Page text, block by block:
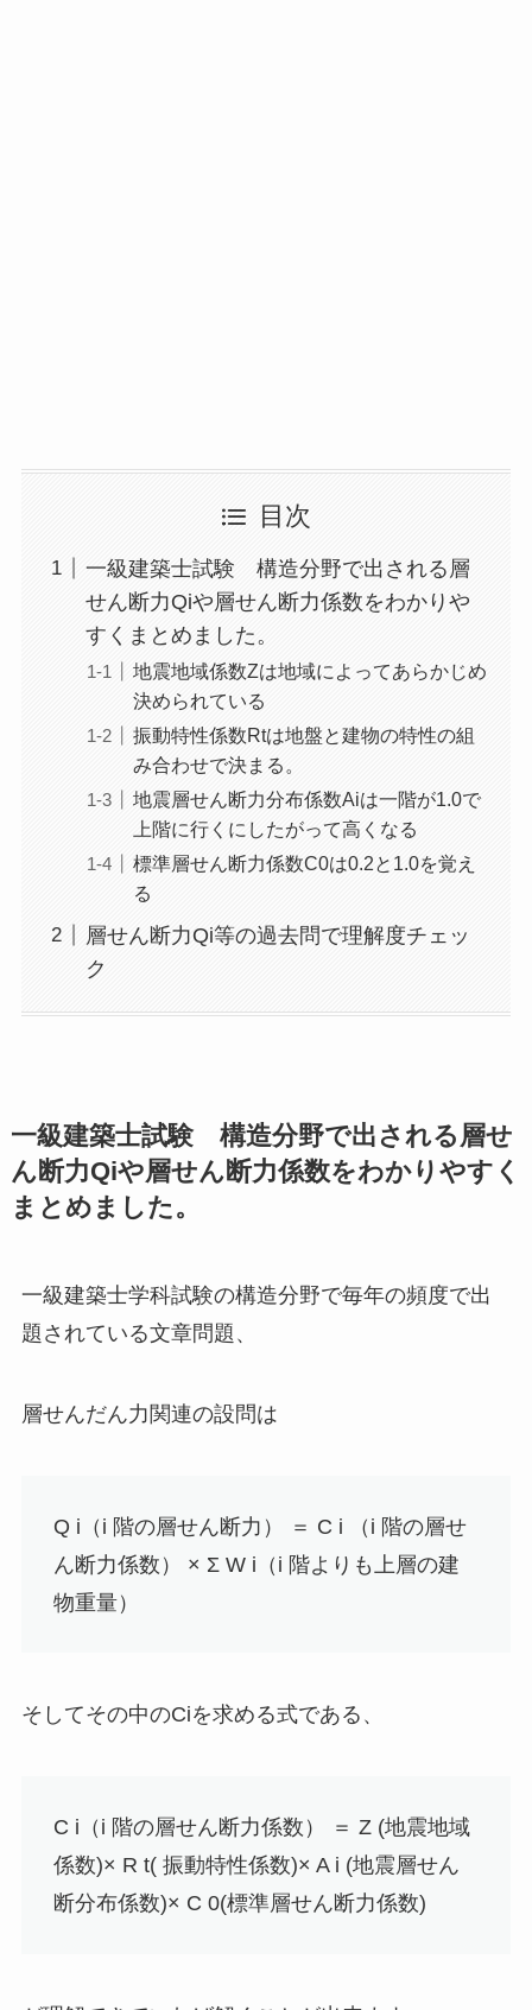
目次
一級建築士試験 構造分野で出される層
せん断力Qiや層せん断力係数をわかりや
すくまとめました。
地震地域係数Zは地域によってあらかじめ
決められている
振動特性係数Rtは地盤と建物の特性の組
み合わせで決まる。
地震層せん断力分布係数Aiは一階が1.0で
上階に行くにしたがって高くなる
標準層せん断力係数C0は0.2と1.0を覚え
る
層せん断力Qi等の過去問で理解度チェッ
ク
一級建築士試験 構造分野で出される層せ
ん断力Qiや層せん断力係数をわかりやすく
まとめました。
一級建築士学科試験の構造分野で毎年の頻度で出
題されている文章問題、
層せんだん力関連の設問は
Q i（i 階の層せん断力） ＝ C i （i 階の層せ
ん断力係数） × Σ W i（i 階よりも上層の建
物重量）
そしてその中のCiを求める式である、
C i（i 階の層せん断力係数） ＝ Z (地震地域
係数)× R t( 振動特性係数)× A i (地震層せん
断分布係数)× C 0(標準層せん断力係数)